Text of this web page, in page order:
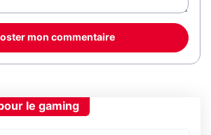
mon commentaire
le gaming